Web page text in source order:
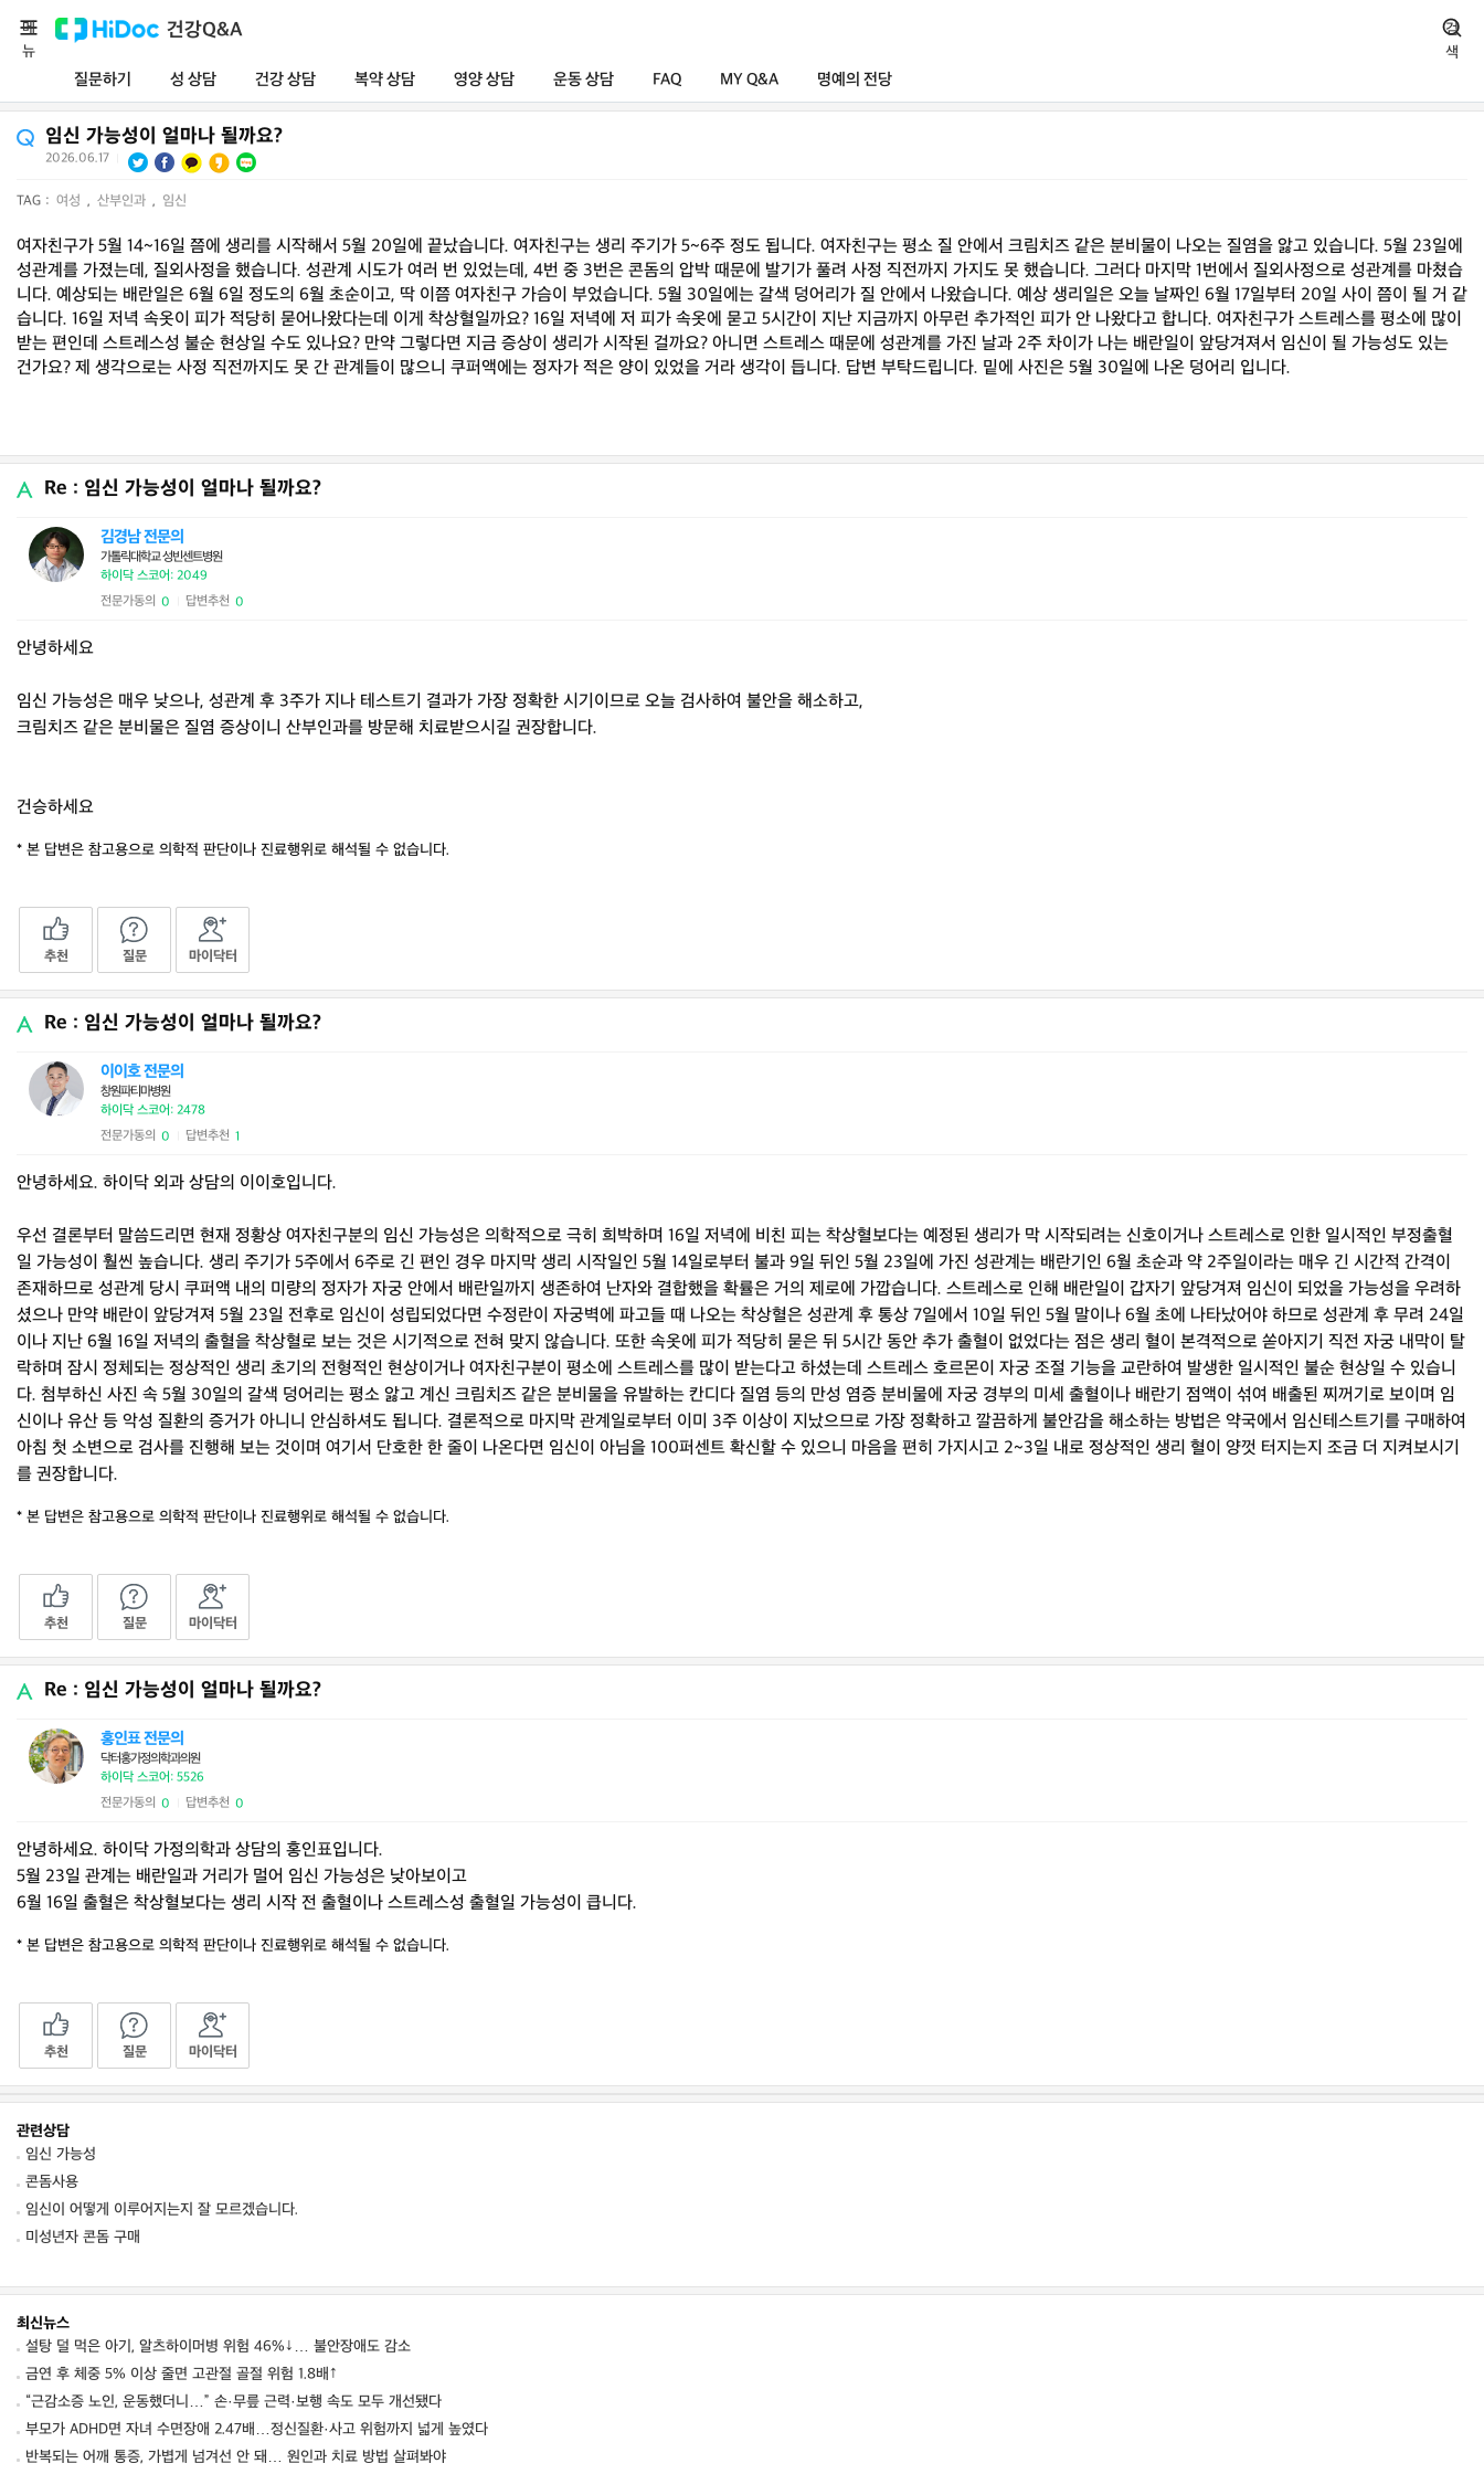
건강Q&A
질문하기 성 상담 건강 상담 복약 상담 영양 상담 운동 상담 FAQ MY Q&A 명예의 전당
메
뉴
검
색
임신 가능성이 얼마나 될까요?
2026.06.17
TAG : 여성 , 산부인과 , 임신
여자친구가 5월 14~16일 쯤에 생리를 시작해서 5월 20일에 끝났습니다. 여자친구는 생리 주기가 5~6주 정도 됩니다. 여자친구는 평소 질 안에서 크림치즈 같은 분비물이 나오는 질염을 앓고 있습니다. 5월 23일에
성관계를 가졌는데, 질외사정을 했습니다. 성관계 시도가 여러 번 있었는데, 4번 중 3번은 콘돔의 압박 때문에 발기가 풀려 사정 직전까지 가지도 못 했습니다. 그러다 마지막 1번에서 질외사정으로 성관계를 마쳤습
니다. 예상되는 배란일은 6월 6일 정도의 6월 초순이고, 딱 이쯤 여자친구 가슴이 부었습니다. 5월 30일에는 갈색 덩어리가 질 안에서 나왔습니다. 예상 생리일은 오늘 날짜인 6월 17일부터 20일 사이 쯤이 될 거 같
습니다. 16일 저녁 속옷이 피가 적당히 묻어나왔다는데 이게 착상혈일까요? 16일 저녁에 저 피가 속옷에 묻고 5시간이 지난 지금까지 아무런 추가적인 피가 안 나왔다고 합니다. 여자친구가 스트레스를 평소에 많이
받는 편인데 스트레스성 불순 현상일 수도 있나요? 만약 그렇다면 지금 증상이 생리가 시작된 걸까요? 아니면 스트레스 때문에 성관계를 가진 날과 2주 차이가 나는 배란일이 앞당겨져서 임신이 될 가능성도 있는
건가요? 제 생각으로는 사정 직전까지도 못 간 관계들이 많으니 쿠퍼액에는 정자가 적은 양이 있었을 거라 생각이 듭니다. 답변 부탁드립니다. 밑에 사진은 5월 30일에 나온 덩어리 입니다.
Re : 임신 가능성이 얼마나 될까요?
김경남 전문의
가톨릭대학교 성빈센트병원
하이닥 스코어: 2049
전문가동의 0 답변추천 0
안녕하세요
임신 가능성은 매우 낮으나, 성관계 후 3주가 지나 테스트기 결과가 가장 정확한 시기이므로 오늘 검사하여 불안을 해소하고,
크림치즈 같은 분비물은 질염 증상이니 산부인과를 방문해 치료받으시길 권장합니다.
건승하세요
* 본 답변은 참고용으로 의학적 판단이나 진료행위로 해석될 수 없습니다.
추천 질문 마이닥터
Re : 임신 가능성이 얼마나 될까요?
이이호 전문의
창원파티마병원
하이닥 스코어: 2478
전문가동의 0 답변추천 1
안녕하세요. 하이닥 외과 상담의 이이호입니다.
우선 결론부터 말씀드리면 현재 정황상 여자친구분의 임신 가능성은 의학적으로 극히 희박하며 16일 저녁에 비친 피는 착상혈보다는 예정된 생리가 막 시작되려는 신호이거나 스트레스로 인한 일시적인 부정출혈
일 가능성이 훨씬 높습니다. 생리 주기가 5주에서 6주로 긴 편인 경우 마지막 생리 시작일인 5월 14일로부터 불과 9일 뒤인 5월 23일에 가진 성관계는 배란기인 6월 초순과 약 2주일이라는 매우 긴 시간적 간격이
존재하므로 성관계 당시 쿠퍼액 내의 미량의 정자가 자궁 안에서 배란일까지 생존하여 난자와 결합했을 확률은 거의 제로에 가깝습니다. 스트레스로 인해 배란일이 갑자기 앞당겨져 임신이 되었을 가능성을 우려하
셨으나 만약 배란이 앞당겨져 5월 23일 전후로 임신이 성립되었다면 수정란이 자궁벽에 파고들 때 나오는 착상혈은 성관계 후 통상 7일에서 10일 뒤인 5월 말이나 6월 초에 나타났어야 하므로 성관계 후 무려 24일
이나 지난 6월 16일 저녁의 출혈을 착상혈로 보는 것은 시기적으로 전혀 맞지 않습니다. 또한 속옷에 피가 적당히 묻은 뒤 5시간 동안 추가 출혈이 없었다는 점은 생리 혈이 본격적으로 쏟아지기 직전 자궁 내막이 탈
락하며 잠시 정체되는 정상적인 생리 초기의 전형적인 현상이거나 여자친구분이 평소에 스트레스를 많이 받는다고 하셨는데 스트레스 호르몬이 자궁 조절 기능을 교란하여 발생한 일시적인 불순 현상일 수 있습니
다. 첨부하신 사진 속 5월 30일의 갈색 덩어리는 평소 앓고 계신 크림치즈 같은 분비물을 유발하는 칸디다 질염 등의 만성 염증 분비물에 자궁 경부의 미세 출혈이나 배란기 점액이 섞여 배출된 찌꺼기로 보이며 임
신이나 유산 등 악성 질환의 증거가 아니니 안심하셔도 됩니다. 결론적으로 마지막 관계일로부터 이미 3주 이상이 지났으므로 가장 정확하고 깔끔하게 불안감을 해소하는 방법은 약국에서 임신테스트기를 구매하여
아침 첫 소변으로 검사를 진행해 보는 것이며 여기서 단호한 한 줄이 나온다면 임신이 아님을 100퍼센트 확신할 수 있으니 마음을 편히 가지시고 2~3일 내로 정상적인 생리 혈이 양껏 터지는지 조금 더 지켜보시기
를 권장합니다.
* 본 답변은 참고용으로 의학적 판단이나 진료행위로 해석될 수 없습니다.
추천 질문 마이닥터
Re : 임신 가능성이 얼마나 될까요?
홍인표 전문의
닥터홍가정의학과의원
하이닥 스코어: 5526
전문가동의 0 답변추천 0
안녕하세요. 하이닥 가정의학과 상담의 홍인표입니다.
5월 23일 관계는 배란일과 거리가 멀어 임신 가능성은 낮아보이고
6월 16일 출혈은 착상혈보다는 생리 시작 전 출혈이나 스트레스성 출혈일 가능성이 큽니다.
* 본 답변은 참고용으로 의학적 판단이나 진료행위로 해석될 수 없습니다.
추천 질문 마이닥터
관련상담
임신 가능성
콘돔사용
임신이 어떻게 이루어지는지 잘 모르겠습니다.
미성년자 콘돔 구매
최신뉴스
설탕 덜 먹은 아기, 알츠하이머병 위험 46%↓… 불안장애도 감소
금연 후 체중 5% 이상 줄면 고관절 골절 위험 1.8배↑
“근감소증 노인, 운동했더니…” 손·무릎 근력·보행 속도 모두 개선됐다
부모가 ADHD면 자녀 수면장애 2.47배…정신질환·사고 위험까지 넓게 높였다
반복되는 어깨 통증, 가볍게 넘겨선 안 돼… 원인과 치료 방법 살펴봐야